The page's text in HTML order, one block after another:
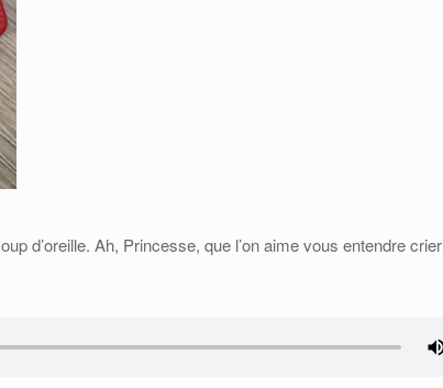
d’oreille. Ah, Princesse, que l’on aime vous entendre crier